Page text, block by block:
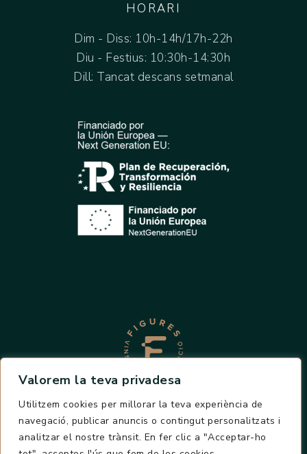
Valorem la teva privadesa
Utilitzem cookies per millorar la teva experiència de
navegació, publicar anuncis o contingut personalitzats i
analitzar el nostre trànsit. En fer clic a "Acceptar-ho
HORARI
Dim - Diss: 10h-14h/17h-22h
Diu - Festius: 10:30h-14:30h
Dill: Tancat descans setmanal
POLÍTICA COOKIES
AVÍS LEGAL
POLÍTICA PRIVACITAT
DECLARACIÓ D'ACCESSIBILITAT